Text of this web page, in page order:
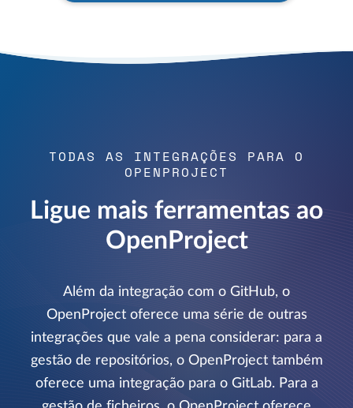
TODAS AS INTEGRAÇÕES PARA O
OPENPROJECT
Ligue mais ferramentas ao
OpenProject
Além da integração com o GitHub, o
OpenProject oferece uma série de outras
integrações que vale a pena considerar: para a
gestão de repositórios, o OpenProject também
oferece uma integração para o GitLab. Para a